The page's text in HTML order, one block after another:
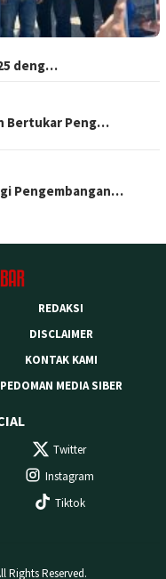
deng…
Bertukar Peng…
Pengembangan…
REDAKSI
DISCLAIMER
KONTAK KAMI
PEDOMAN MEDIA SIBER
Twitter
Instagram
Tiktok
Rights Reserved.